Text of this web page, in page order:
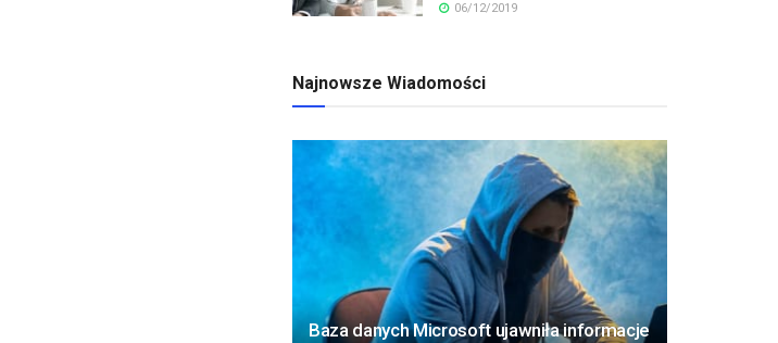
06/12/2019
Najnowsze Wiadomości
Baza danych Microsoft ujawniła informacje